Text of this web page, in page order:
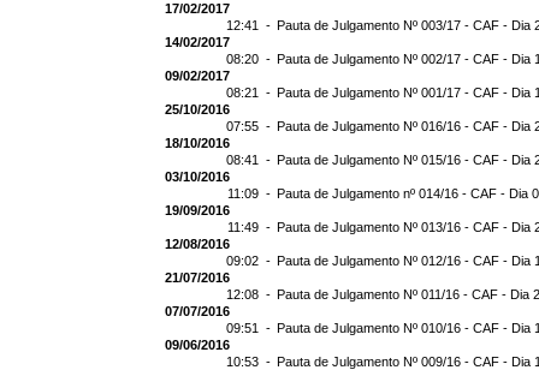
17/02/2017
12:41 - Pauta de Julgamento Nº 003/17 - CAF - Dia
14/02/2017
08:20 - Pauta de Julgamento Nº 002/17 - CAF - Dia
09/02/2017
08:21 - Pauta de Julgamento Nº 001/17 - CAF - Dia
25/10/2016
07:55 - Pauta de Julgamento Nº 016/16 - CAF - Dia
18/10/2016
08:41 - Pauta de Julgamento Nº 015/16 - CAF - Dia
03/10/2016
11:09 - Pauta de Julgamento nº 014/16 - CAF - Dia
19/09/2016
11:49 - Pauta de Julgamento Nº 013/16 - CAF - Dia
12/08/2016
09:02 - Pauta de Julgamento Nº 012/16 - CAF - Dia
21/07/2016
12:08 - Pauta de Julgamento Nº 011/16 - CAF - Dia
07/07/2016
09:51 - Pauta de Julgamento Nº 010/16 - CAF - Dia
09/06/2016
10:53 - Pauta de Julgamento Nº 009/16 - CAF - Dia